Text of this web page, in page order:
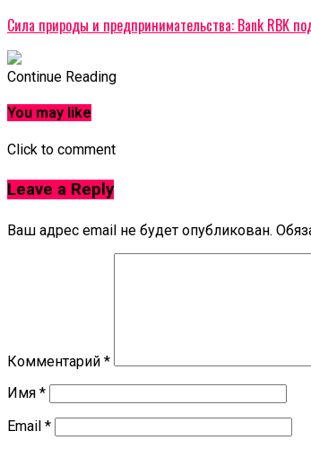
Сила природы и предпринимательства: Bank RBK
Continue Reading
You may like
Click to comment
Leave a Reply
Ваш адрес email не будет опубликован.
Комментарий *
Имя *
Email *